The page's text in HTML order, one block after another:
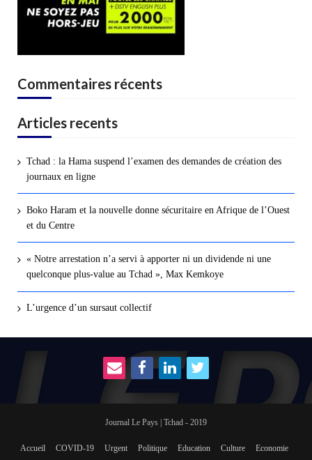
Commentaires récents
Articles recents
Tchad : la Hama suspend l’examen des demandes de création des
journaux en ligne
Boko Haram et la nouvelle donne sécuritaire en Afrique de l’Ouest
et du Centre
« Notre arrestation n’a servi à apporter ni un dividende ni une
quelconque plus-value au Tchad », Max Kemkoye
L’urgence d’un sursaut collectif
Journal Le Pays | Tchad - 2019
Accueil COVID-19 Urgent Politique Education Culture Economie